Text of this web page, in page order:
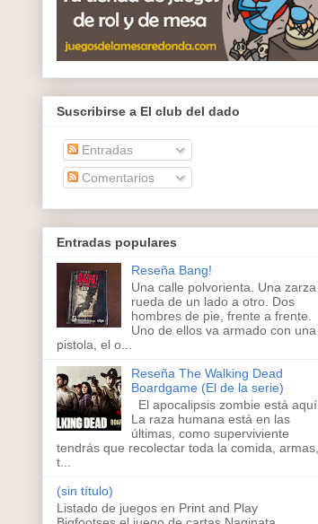
Suscribirse a El club del dado
Entradas
Comentarios
Entradas populares
Reseña Bang!
Una calle polvorienta. Una zarza
rueda de un lado a otro. Dos
hombres de pie, frente a frente.
Uno de ellos va armado con una
pistola, el o...
Reseña The Walking Dead
Boardgame (El de la serie)
El apocalipsis zombie está aquí.
La raza humana está en las
últimas, como superviviente
tendrás que recolectar toda la comida, armas,
t...
(sin título)
Listado de juegos en Print and Play